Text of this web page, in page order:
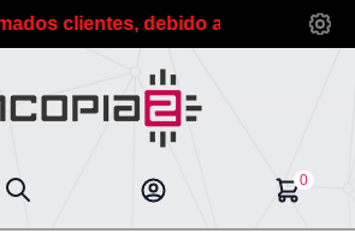
clientes, debido a las vacaciones
0